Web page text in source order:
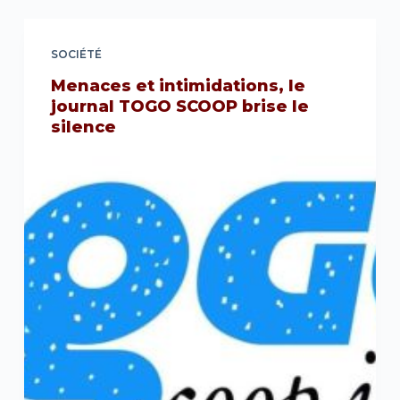
SOCIÉTÉ
Menaces et intimidations, le
journal TOGO SCOOP brise le
silence